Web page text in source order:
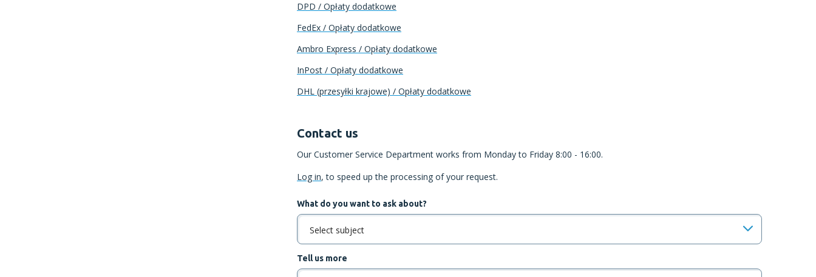
DPD / Opłaty dodatkowe
FedEx / Opłaty dodatkowe
Ambro Express / Opłaty dodatkowe
InPost / Opłaty dodatkowe
DHL (przesyłki krajowe) / Opłaty dodatkowe
Contact us
Our Customer Service Department works from Monday to Friday 8:00 - 16:00.
Log in, to speed up the processing of your request.
What do you want to ask about?
Select subject
Tell us more